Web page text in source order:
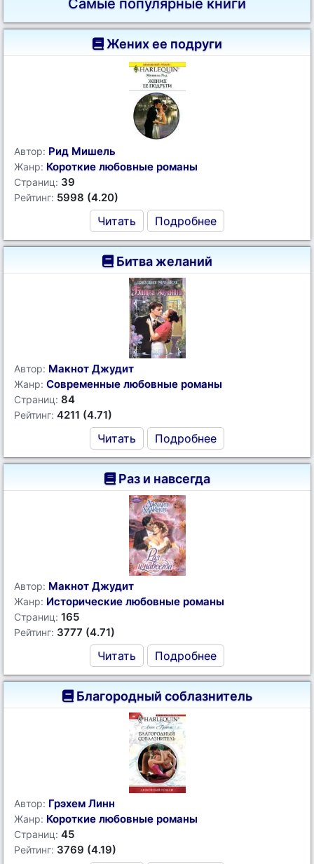
Самые популярные книги
Жених ее подруги
Автор: Рид Мишель
Жанр: Короткие любовные романы
Страниц: 39
Рейтинг: 5998 (4.20)
Читать Подробнее
Битва желаний
Автор: Макнот Джудит
Жанр: Современные любовные романы
Страниц: 84
Рейтинг: 4211 (4.71)
Читать Подробнее
Раз и навсегда
Автор: Макнот Джудит
Жанр: Исторические любовные романы
Страниц: 165
Рейтинг: 3777 (4.71)
Читать Подробнее
Благородный соблазнитель
Автор: Грэхем Линн
Жанр: Короткие любовные романы
Страниц: 45
Рейтинг: 3769 (4.19)